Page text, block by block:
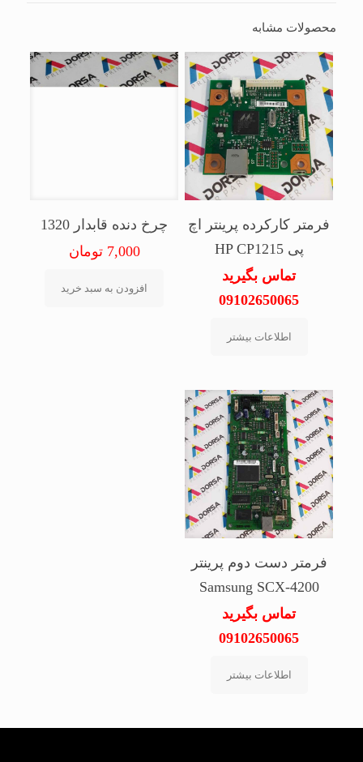
محصولات مشابه
فرمتر کارکرده پرینتر اچ
پی HP CP1215
تماس بگیرید
09102650065
اطلاعات بیشتر
چرخ دنده قابدار 1320
7,000 تومان
افزودن به سبد خرید
فرمتر دست دوم پرینتر
Samsung SCX-4200
تماس بگیرید
09102650065
اطلاعات بیشتر